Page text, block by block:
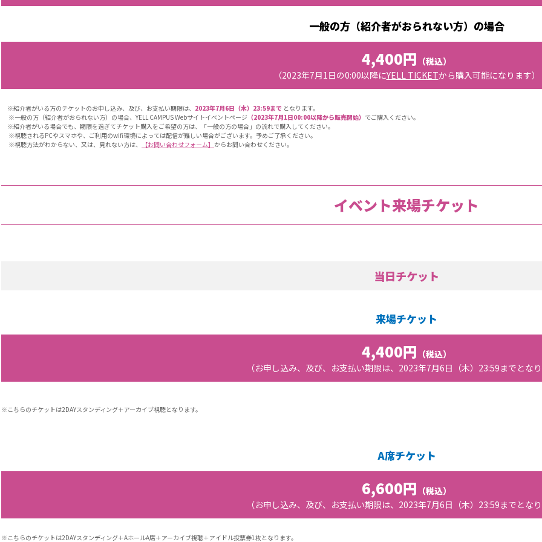
一般の方（紹介者がおられない方）の場合
4,400円 （税込）
（2023年7月1日の0:00以降にYELL TICKETから購入可能になります）
※紹介者がいる方のチケットのお申し込み、及び、お支払い期限は、 2023年7月6日（木）23:59まで となります。
※一般の方（紹介者がおられない方）の場合、YELL CAMPUS Webサイトイベントページ （2023年7月1日00:00以降から販売開始） でご購入ください。
※紹介者がいる場合でも、期限を過ぎてチケット購入をご希望の方は、「一般の方の場合」の流れで購入してください。
※視聴されるPCやスマホや、ご利用のwifi環境によっては配信が難しい場合がございます。予めご了承ください。
※視聴方法がわからない、又は、見れない方は、
【お問い合わせフォーム】 からお問い合わせください。
イベント来場チケット
当日チケット
来場チケット
4,400円 （税込）
（お申し込み、及び、お支払い期限は、2023年7月6日（木）23:59までとなり
※こちらのチケットは2DAYスタンディング＋アーカイブ視聴となります。
A席チケット
6,600円 （税込）
（お申し込み、及び、お支払い期限は、2023年7月6日（木）23:59までとなり
※こちらのチケットは2DAYスタンディング＋AホールA席＋アーカイブ視聴＋アイドル投票券1枚となります。